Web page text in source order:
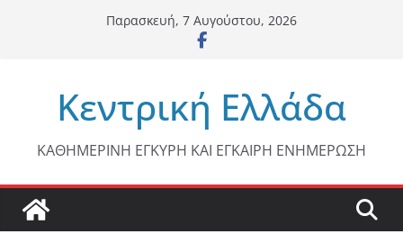
Παρασκευή, 7 Αυγούστου, 2026
Κεντρική Ελλάδα
ΚΑΘΗΜΕΡΙΝΗ ΕΓΚΥΡΗ ΚΑΙ ΕΓΚΑΙΡΗ ΕΝΗΜΕΡΩΣΗ